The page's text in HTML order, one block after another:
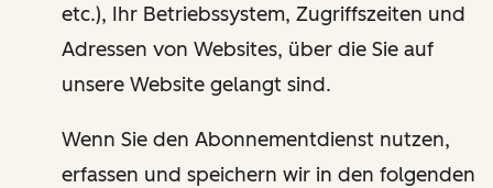
etc.), Ihr Betriebssystem, Zugriffszeiten und
Adressen von Websites, über die Sie auf
unsere Website gelangt sind.
Wenn Sie den Abonnementdienst nutzen,
erfassen und speichern wir in den folgenden